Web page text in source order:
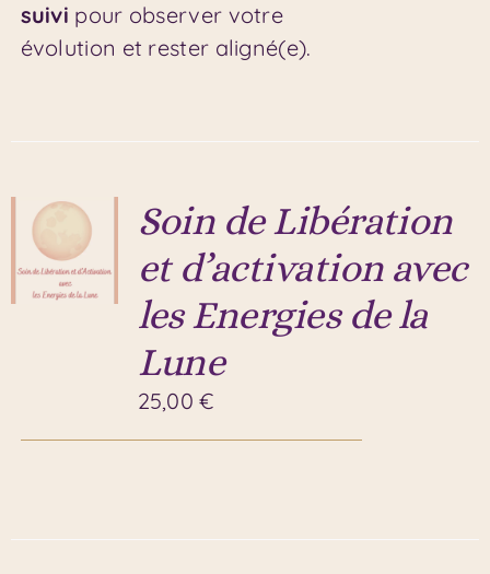
suivi pour observer votre
évolution et rester aligné(e).
Soin de Libération
et d’activation avec
les Energies de la
Lune
25,00€